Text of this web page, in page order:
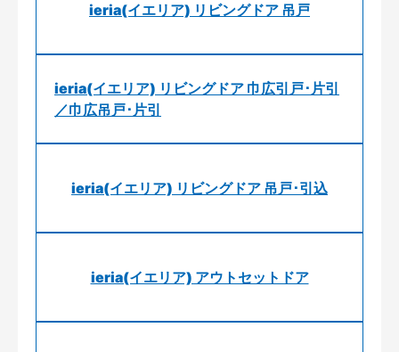
ieria(イエリア) リビングドア 吊戸
ieria(イエリア) リビングドア 巾広引戸･片引
／巾広吊戸･片引
ieria(イエリア) リビングドア 吊戸･引込
ieria(イエリア) アウトセットドア